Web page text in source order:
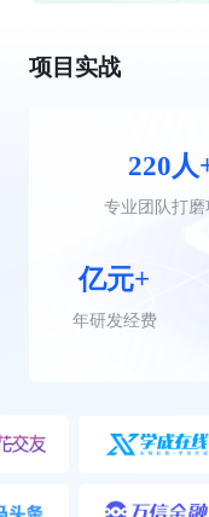
项目实战
220人
专业团队打磨
亿元+
年研发经费